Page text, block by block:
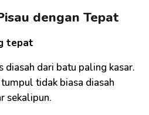
dengan Tepat
tepat
diasah dari batu paling kasar.
tidak biasa diasah
sekalipun.